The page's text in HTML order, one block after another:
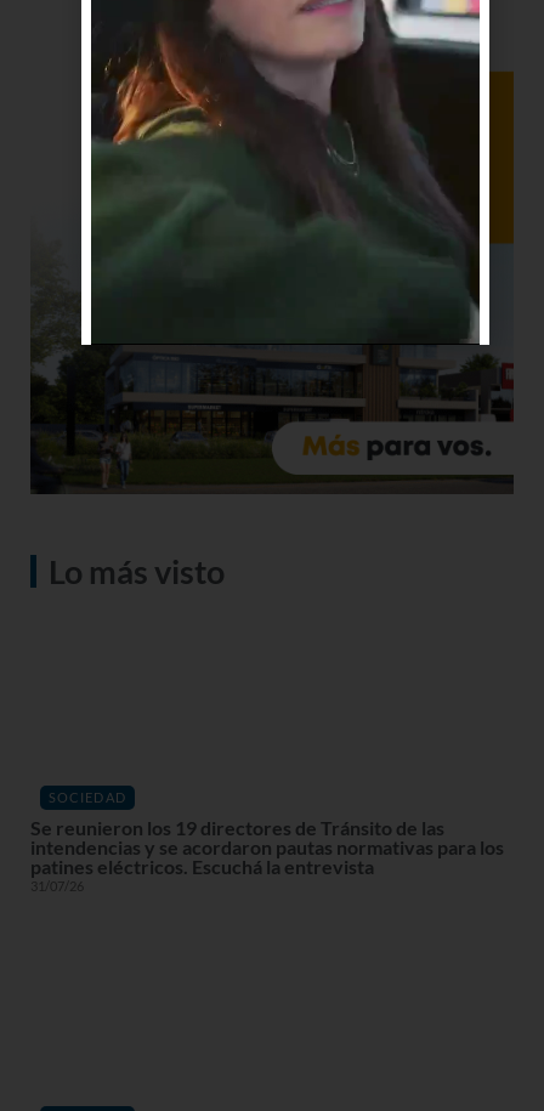
Lo más visto
SOCIEDAD
Se reunieron los 19 directores de Tránsito de las
intendencias y se acordaron pautas normativas para los
patines eléctricos. Escuchá la entrevista
31/07/26